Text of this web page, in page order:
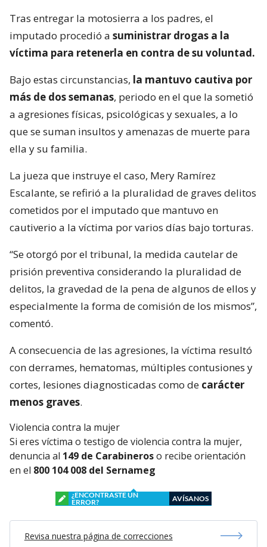
Tras entregar la motosierra a los padres, el
imputado procedió a suministrar drogas a la
víctima para retenerla en contra de su voluntad.
Bajo estas circunstancias, la mantuvo cautiva por
más de dos semanas, periodo en el que la sometió
a agresiones físicas, psicológicas y sexuales, a lo
que se suman insultos y amenazas de muerte para
ella y su familia.
La jueza que instruye el caso, Mery Ramírez
Escalante, se refirió a la pluralidad de graves delitos
cometidos por el imputado que mantuvo en
cautiverio a la víctima por varios días bajo torturas.
“Se otorgó por el tribunal, la medida cautelar de
prisión preventiva considerando la pluralidad de
delitos, la gravedad de la pena de algunos de ellos y
especialmente la forma de comisión de los mismos”,
comentó.
A consecuencia de las agresiones, la víctima resultó
con derrames, hematomas, múltiples contusiones y
cortes, lesiones diagnosticadas como de carácter
menos graves.
Violencia contra la mujer
Si eres víctima o testigo de violencia contra la mujer,
denuncia al 149 de Carabineroso recibe orientación
en el 800 104 008 del Sernameg
¿ENCONTRASTE UN
ERROR?
AVÍSANOS
Revisa nuestra página de correcciones